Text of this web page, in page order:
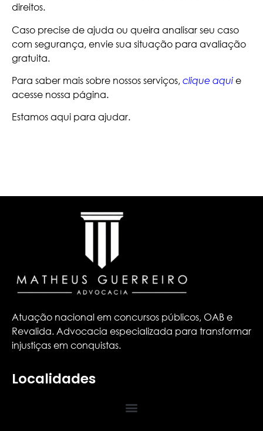
direitos.
Caso precise de ajuda ou queira analisar seu caso
com segurança, envie sua situação para avaliação
gratuita.
Para saber mais sobre nossos serviços, clique aqui e
acesse nossa página.
Estamos aqui para ajudar.
Atuação nacional em concursos públicos, OAB e
Revalida. Advocacia especializada para transformar
injustiças em conquistas.
Localidades